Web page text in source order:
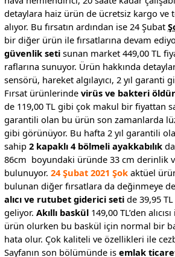
detaylara haiz ürün de ücretsiz kargo ve
alıyor. Bu fırsatın ardından ise 24 Şubat
bir diğer ürün ile fırsatlarına devam
güvenlik setisunan market 449,00 TL
raflarına sunuyor. Ürün hakkında
sensörü, hareket algılayıcı, 2 yıl garanti
Fırsat ürünlerinde virüs ve bakteri
de 119,00 TL gibi çok makul bir fiyattan
garantili olan bu ürün son zamanlarda
gibi görünüyor. Bu hafta 2 yıl garantili
sahip 2 kapaklı 4 bölmeli ayakkabılıkda
86cm boyundaki üründe 33 cm derinlik
bulunuyor. 24 Şubat 2021 Şokaktüel
bulunan diğer fırsatlara da değinmeye
alıcı ve rutubet giderici setide 39,95
geliyor. Akıllı baskül149,00 TL’den
ürün olurken bu baskül için normal bir
hata olur. Çok kaliteli ve özellikleri ile
Sayfanın son bölümünde is emlak